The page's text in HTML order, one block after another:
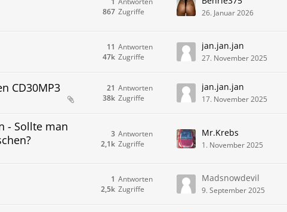
Zugriffe
867 26. Januar 2026
Antworten
11
Zugriffe
47k
jan.jan.jan
27. November 2025
CD30MP3 Antworten
21
Zugriffe
38k
jan.jan.jan
17. November 2025
- Sollte man
Antworten
3
Zugriffe
2,1k
Mr.Krebs
1. November 2025
Antworten
1
Zugriffe
2,5k
Madsnowdevil
9. September 2025